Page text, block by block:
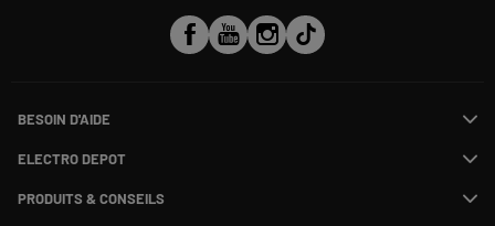
BESOIN D'AIDE
Suivre ma commande
SAV
ELECTRO DEPOT
PRODUITS & CONSEILS